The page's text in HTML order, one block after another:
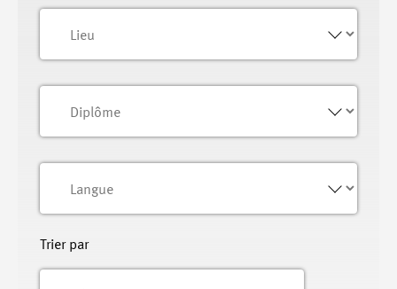
Trier par